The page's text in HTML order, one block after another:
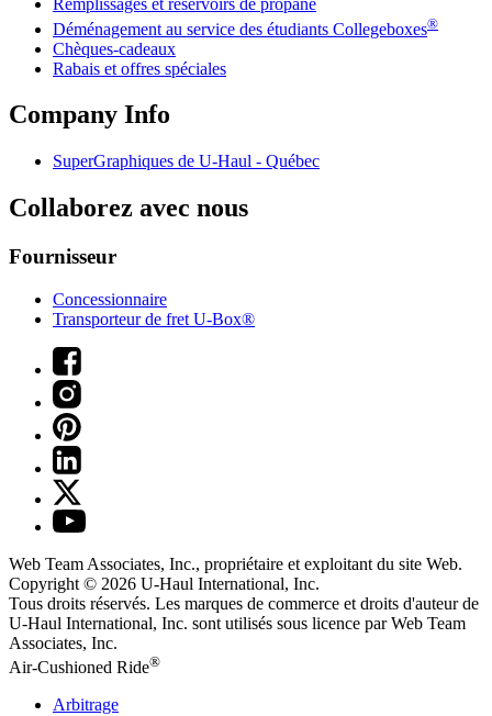
Remplissages et réservoirs de propane
Déménagement au service des étudiants Collegeboxes®
Chèques-cadeaux
Rabais et offres spéciales
Company Info
SuperGraphiques de U-Haul - Québec
Collaborez avec nous
Fournisseur
Concessionnaire
Transporteur de fret U-Box®
Web Team Associates, Inc., propriétaire et exploitant du site Web.
Copyright © 2026 U-Haul International, Inc.
Tous droits réservés. Les marques de commerce et droits d'auteur de
U-Haul International, Inc. sont utilisés sous licence par Web Team
Associates, Inc.
Air-Cushioned Ride®
Arbitrage